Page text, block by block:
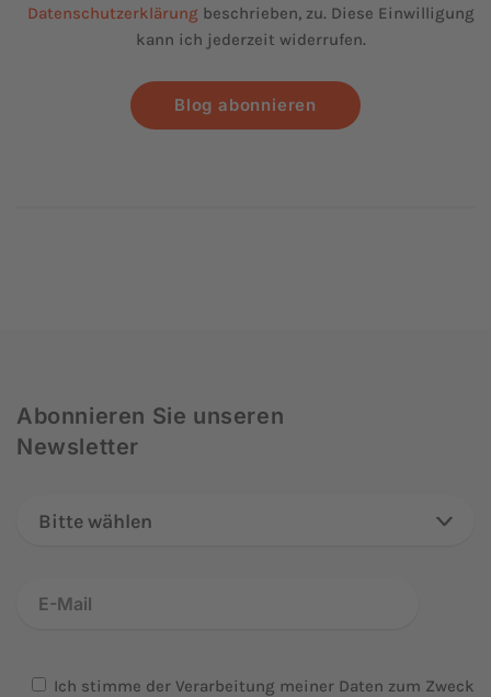
Datenschutzerklärung beschrieben, zu. Diese Einwilligung
kann ich jederzeit widerrufen.
Blog abonnieren
Abonnieren Sie unseren
Newsletter
Bitte wählen
Ich stimme der Verarbeitung meiner Daten zum Zweck